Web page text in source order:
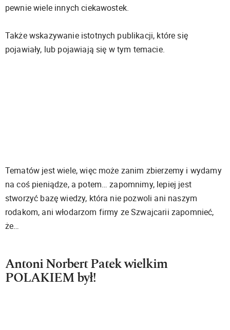
pewnie wiele innych ciekawostek.
Także wskazywanie istotnych publikacji, które się
pojawiały, lub pojawiają się w tym temacie.
Tematów jest wiele, więc może zanim zbierzemy i wydamy
na coś pieniądze, a potem… zapomnimy, lepiej jest
stworzyć bazę wiedzy, która nie pozwoli ani naszym
rodakom, ani włodarzom firmy ze Szwajcarii zapomnieć,
że…
Antoni Norbert Patek wielkim
POLAKIEM był!